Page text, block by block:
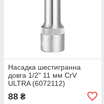
Насадка шестигранна
довга 1/2" 11 мм CrV
ULTRA (6072112)
88 ₴